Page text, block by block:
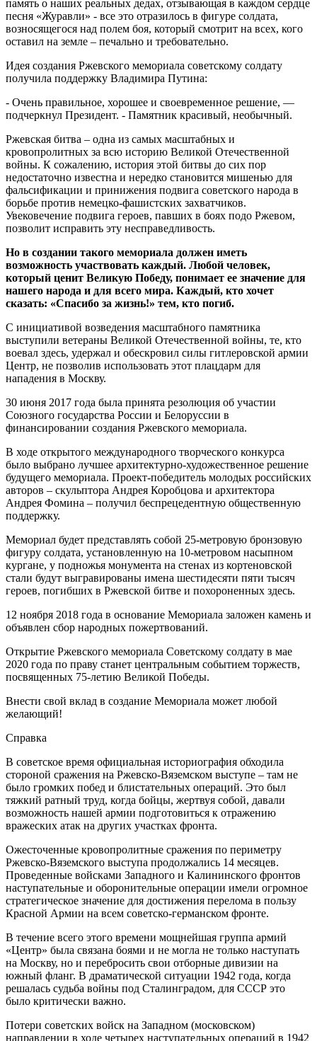
память о наших реальных дедах, отзывающая в каждом сердце
песня «Журавли» - все это отразилось в фигуре солдата,
возносящегося над полем боя, который смотрит на всех, кого
оставил на земле – печально и требовательно.
Идея создания Ржевского мемориала советскому солдату
получила поддержку Владимира Путина:
- Очень правильное, хорошее и своевременное решение, —
подчеркнул Президент. - Памятник красивый, необычный.
Ржевская битва – одна из самых масштабных и
кровопролитных за всю историю Великой Отечественной
войны. К сожалению, история этой битвы до сих пор
недостаточно известна и нередко становится мишенью для
фальсификации и принижения подвига советского народа в
борьбе против немецко-фашистских захватчиков.
Увековечение подвига героев, павших в боях подо Ржевом,
позволит исправить эту несправедливость.
Но в создании такого мемориала должен иметь
возможность участвовать каждый. Любой человек,
который ценит Великую Победу, понимает ее значение для
нашего народа и для всего мира. Каждый, кто хочет
сказать: «Спасибо за жизнь!» тем, кто погиб.
С инициативой возведения масштабного памятника
выступили ветераны Великой Отечественной войны, те, кто
воевал здесь, удержал и обескровил силы гитлеровской армии
Центр, не позволив использовать этот плацдарм для
нападения в Москву.
30 июня 2017 года была принята резолюция об участии
Союзного государства России и Белоруссии в
финансировании создания Ржевского мемориала.
В ходе открытого международного творческого конкурса
было выбрано лучшее архитектурно-художественное решение
будущего мемориала. Проект-победитель молодых российских
авторов – скульптора Андрея Коробцова и архитектора
Андрея Фомина – получил беспрецедентную общественную
поддержку.
Мемориал будет представлять собой 25-метровую бронзовую
фигуру солдата, установленную на 10-метровом насыпном
кургане, у подножья монумента на стенах из кортеновской
стали будут выгравированы имена шестидесяти пяти тысяч
героев, погибших в Ржевской битве и похороненных здесь.
12 ноября 2018 года в основание Мемориала заложен камень и
объявлен сбор народных пожертвований.
Открытие Ржевского мемориала Советскому солдату в мае
2020 года по праву станет центральным событием торжеств,
посвященных 75-летию Великой Победы.
Внести свой вклад в создание Мемориала может любой
желающий!
Справка
В советское время официальная историография обходила
стороной сражения на Ржевско-Вяземском выступе – там не
было громких побед и блистательных операций. Это был
тяжкий ратный труд, когда бойцы, жертвуя собой, давали
возможность нашей армии подготовиться к отражению
вражеских атак на других участках фронта.
Ожесточенные кровопролитные сражения по периметру
Ржевско-Вяземского выступа продолжались 14 месяцев.
Проведенные войсками Западного и Калининского фронтов
наступательные и оборонительные операции имели огромное
стратегическое значение для достижения перелома в пользу
Красной Армии на всем советско-германском фронте.
В течение всего этого времени мощнейшая группа армий
«Центр» была связана боями и не могла не только наступать
на Москву, но и перебросить свои отборные дивизии на
южный фланг. В драматической ситуации 1942 года, когда
решалась судьба войны под Сталинградом, для СССР это
было критически важно.
Потери советских войск на Западном (московском)
направлении в ходе четырех наступательных операций в 1942